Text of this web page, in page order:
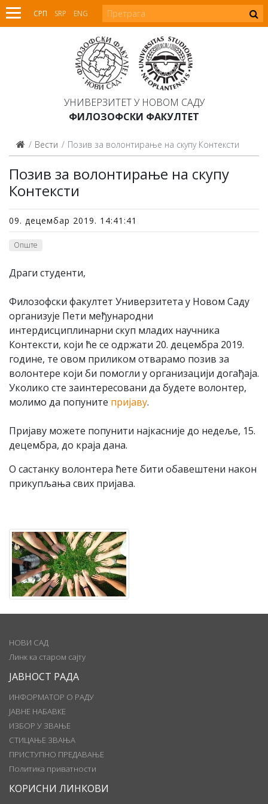
СРП SRP ENG
УНИВЕРЗИТЕТ У НОВОМ САДУ
ФИЛОЗОФСКИ ФАКУЛТЕТ
Вести Позив за волонтирање на скупу Контексти
Позив за волонтирање на скупу
Контексти
09. децембар 2019. 14:41:41
Опште
Драги студенти,
Филозофски факултет Универзитета у Новом Саду
организује Пети међународни
интердисциплинарни скуп младих научника
Контексти, који ће се одржати 20. децембра 2019.
године, те овом приликом отварамо позив за
волонтере који би помогли у организацији догађаја.
Уколико сте заинтересовани да будете волонтер,
молимо да попуните пријаву.
Пријаву можете попунити најкасније до недеље, 15.
децембра, до краја дана.
О састанку волонтера ћете бити обавештени након
прикупљања свих пријава.
НОВИ САД
Линк ка старом сајту
ЈАВНОСТ РАДА
ИНФОРМАТОР О РАДУ
ЈАВНЕ НАБАВКЕ
ИЗБОР У ЗВАЊЕ
СТИЦАЊЕ ЗВАЊА
ПРИСТУПНО ПРЕДАВАЊЕ
Политика приватности
КОРИСНИ ЛИНКОВИ